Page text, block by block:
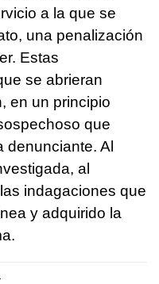
a la que se
una penalización
Estas
se abrieran
en un principio
que
denunciante. Al
al
indagaciones que
y adquirido la